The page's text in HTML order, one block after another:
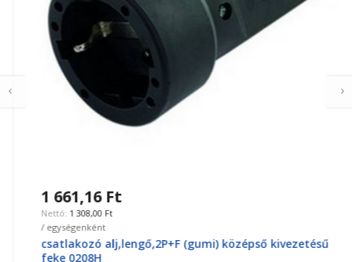
1 661,16 Ft
1 308,00 Ft
/ egységenként
csatlakozó alj,lengő,2P+F (gumi) középső kivezetésű
feke 0208H